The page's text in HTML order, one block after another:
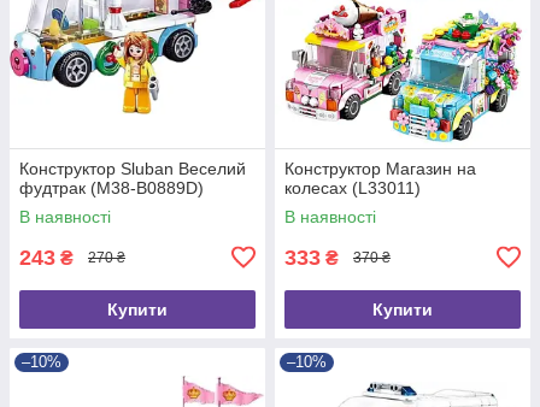
Конструктор Sluban Веселий
фудтрак (M38-B0889D)
В наявності
243 ₴ 270 ₴
Купити
Конструктор Магазин на
колесах (L33011)
В наявності
333 ₴ 370 ₴
Купити
–10% –10%